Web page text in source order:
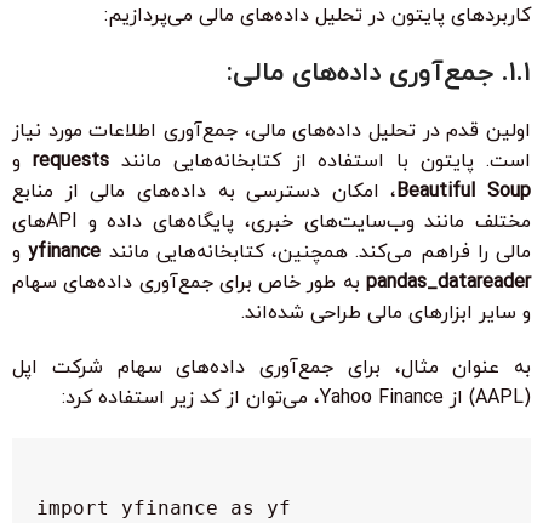
کاربردهای پایتون در تحلیل داده‌های مالی می‌پردازیم:
۱.۱. جمع‌آوری داده‌های مالی:
اولین قدم در تحلیل داده‌های مالی، جمع‌آوری اطلاعات مورد نیاز
است. پایتون با استفاده از کتابخانه‌هایی مانندrequests و
Beautiful Soup، امکان دسترسی به داده‌های مالی از منابع
مختلف مانند وب‌سایت‌های خبری، پایگاه‌های داده و APIهای
مالی را فراهم می‌کند. همچنین، کتابخانه‌هایی مانند yfinanceو
pandas_datareader به طور خاص برای جمع‌آوری داده‌های سهام
و سایر ابزارهای مالی طراحی شده‌اند.
به عنوان مثال، برای جمع‌آوری داده‌های سهام شرکت اپل
(AAPL) از Yahoo Finance، می‌توان از کد زیر استفاده کرد: